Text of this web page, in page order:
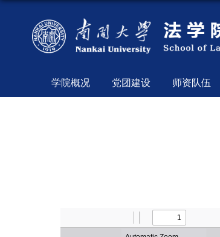
学院概况 党团建设 师资队伍